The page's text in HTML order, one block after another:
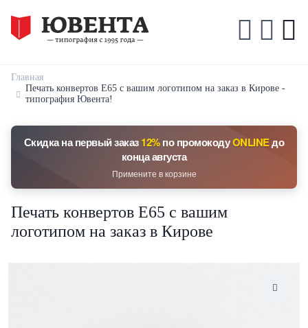
Главная
Печать конвертов Е65 с вашим логотипом на заказ в Кирове -
типография Ювента!
Скидка на первый заказ12%по промокодуONLINEдо
конца августа
Примените в корзине
Печать конвертов Е65 с вашим
логотипом на заказ в Кирове